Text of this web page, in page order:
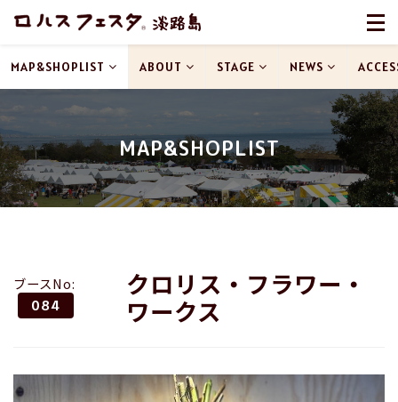
MAP&SHOPLIST
MAP&SHOPLIST ABOUT STAGE NEWS
ブースNo:
084
クロリス・フラワー・
ワークス